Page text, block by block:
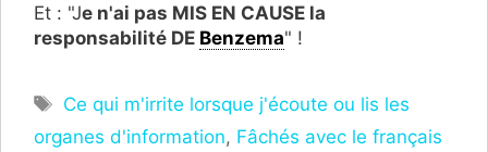
Et : "Je n'ai pas MIS EN CAUSE la
responsabilité DE Benzema" !
Étiquettes
Ce qui m'irrite lorsque j'écoute ou lis les
organes d'information, Fâchés avec le français